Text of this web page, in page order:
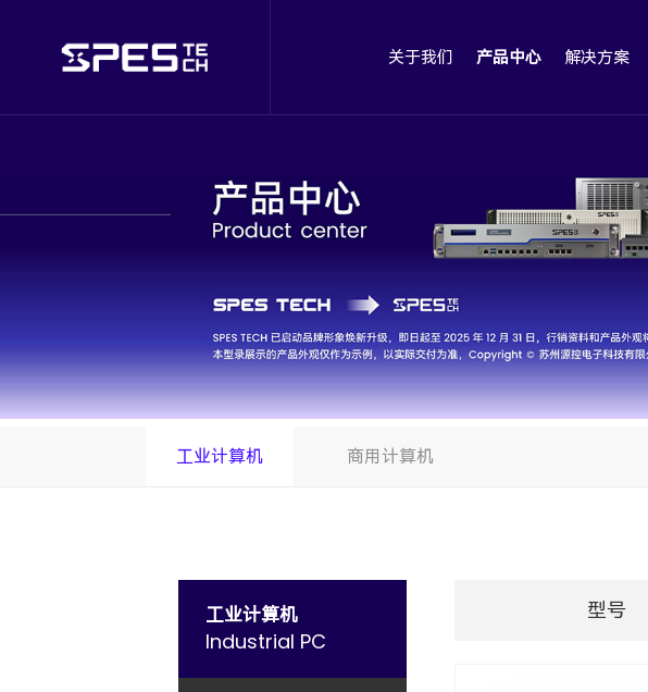
关于我们 产品中心 解决方案
工业计算机 商用计算机
工业计算机
Industrial PC
型号